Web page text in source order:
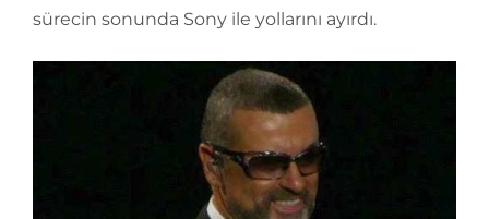
sürecin sonunda Sony ile yollarını ayırdı.